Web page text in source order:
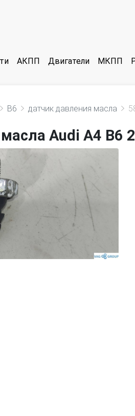
АКПП Двигатели МКПП
B6 датчик давления масла
Audi A4 B6